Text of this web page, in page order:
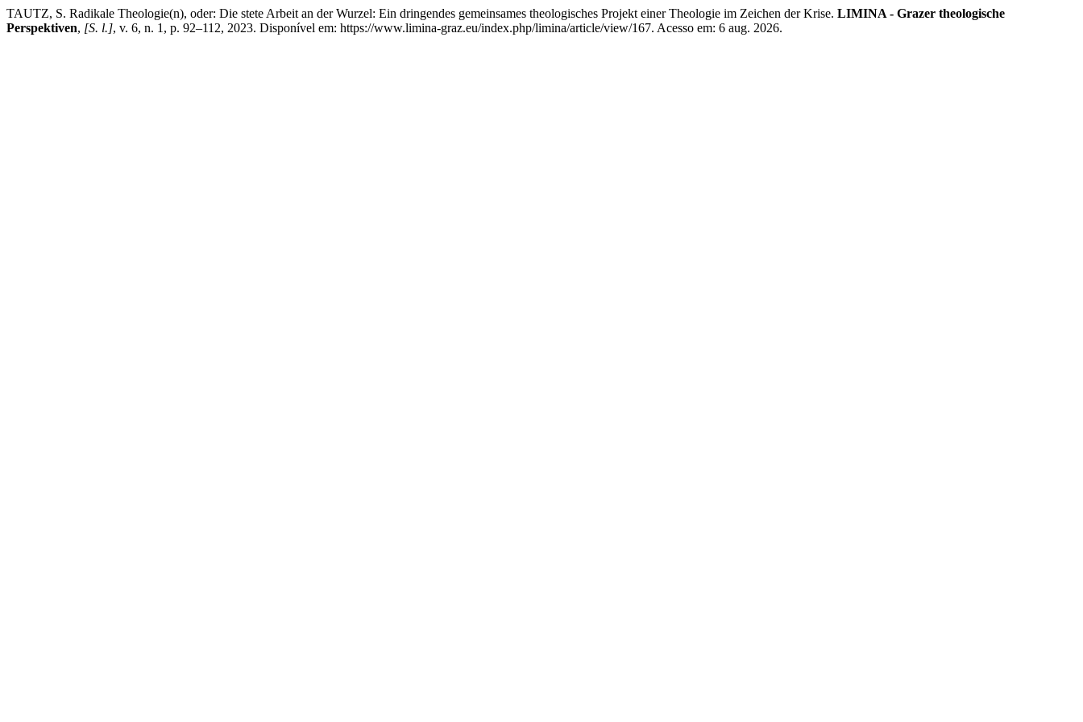
TAUTZ, S. Radikale Theologie(n), oder: Die stete Arbeit an der Wurzel: Ein dringendes gemeinsames theologisches Projekt einer Theologie im Zeichen der Krise. LIMINA - Grazer theologische
Perspektiven, [S. l.], v. 6, n. 1, p. 92–112, 2023. Disponível em: https://www.limina-graz.eu/index.php/limina/article/view/167. Acesso em: 6 aug. 2026.